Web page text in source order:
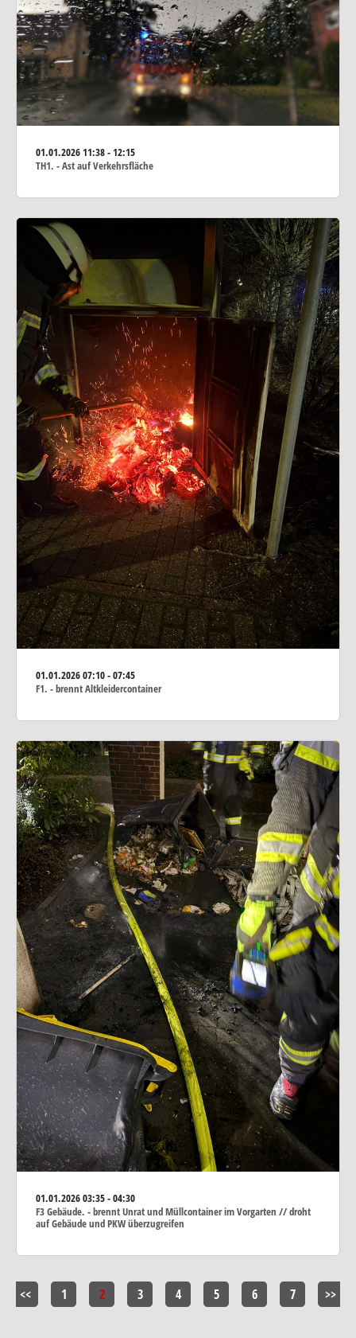
01.01.202611:38 - 12:15
TH1. - Ast auf Verkehrsfläche
01.01.202607:10 - 07:45
F1. - brennt Altkleidercontainer
01.01.202603:35 - 04:30
F3 Gebäude. - brennt Unrat und Müllcontainer im Vorgarten // droht
auf Gebäude und PKW überzugreifen
<< 1 2 3 4 5 6 7 >>